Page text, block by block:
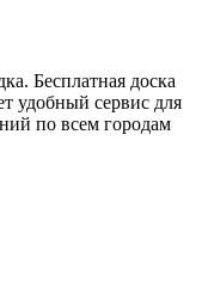
Бесплатная доска
удобный сервис для
по всем городам